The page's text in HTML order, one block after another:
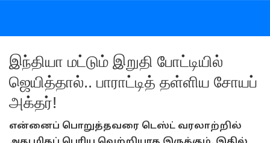
இந்தியா மட்டும் இறுதி போட்டியில்
ஜெயித்தால்.. பாராட்டித் தள்ளிய சோயப்
அக்தர்!
என்னைப் பொறுத்தவரை டெஸ்ட் வரலாற்றில்